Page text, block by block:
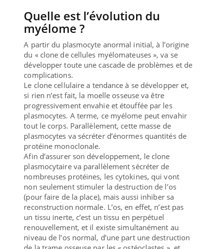
Quelle est l’évolution du
myélome ?
A partir du plasmocyte anormal initial, à l’origine
du « clone de cellules myélomateuses », va se
développer toute une cascade de problèmes et de
complications.
Le clone cellulaire a tendance à se développer et,
si rien n’est fait, la moelle osseuse va être
progressivement envahie et étouffée par les
plasmocytes. A terme, ce myélome peut envahir
tout le corps. Parallèlement, cette masse de
plasmocytes va sécréter d’énormes quantités de
protéine monoclonale.
Afin d’assurer son développement, le clone
plasmocytaire va parallèlement sécréter de
nombreuses protéines, les cytokines, qui vont
non seulement stimuler la destruction de l’os
(pour faire de la place), mais aussi inhiber sa
reconstruction normale. L’os, en effet, n’est pas
un tissu inerte, c’est un tissu en perpétuel
renouvellement, et il existe simultanément au
niveau de l’os normal, d’une part une destruction